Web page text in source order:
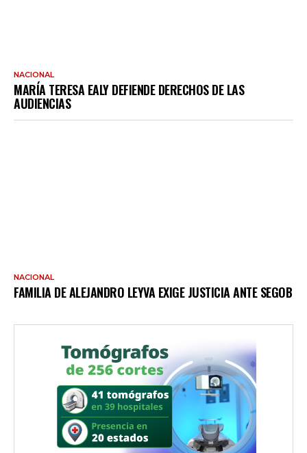
NACIONAL
MARÍA TERESA EALY DEFIENDE DERECHOS DE LAS
AUDIENCIAS
NACIONAL
FAMILIA DE ALEJANDRO LEYVA EXIGE JUSTICIA ANTE SEGOB